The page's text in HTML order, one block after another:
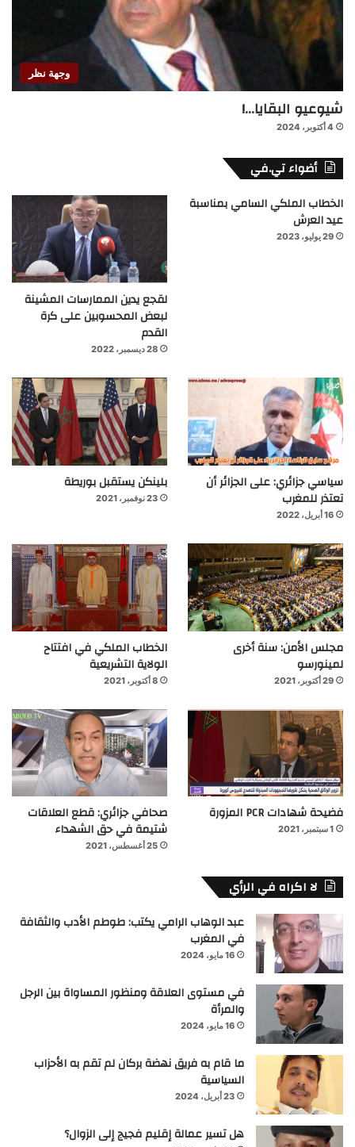
وجهة نظر
شيوعيو البقايا…!
4 أكتوبر، 2024
أضواء تي.في
الخطاب الملكي السامي بمناسبة
عيد العرش
29 يوليو، 2023
لقجع يدين الممارسات المشينة
لبعض المحسوبين على كرة
القدم
28 ديسمبر، 2022
سياسي جزائري: على الجزائر أن
تعتذر للمغرب
16 أبريل، 2022
بلينكن يستقبل بوريطة
23 نوفمبر، 2021
مجلس الأمن: سنة أخرى
لمينورسو
29 أكتوبر، 2021
الخطاب الملكي في افتتاح
الولاية التشريعية
8 أكتوبر، 2021
فضيحة شهادات PCR المزورة
1 سبتمبر، 2021
صحافي جزائري: قطع العلاقات
شتيمة في حق الشهداء
25 أغسطس، 2021
لا اكراه في الرأي
عبد الوهاب الرامي يكتب: طوطم الأدب والثقافة
في المغرب
16 مايو، 2024
في مستوى العلاقة ومنظور المساواة بين الرجل
والمرأة
16 مايو، 2024
ما قام به فريق نهضة بركان لم تقم به الأحزاب
السياسية
23 أبريل، 2024
هل تسير عمالة إقليم فجيج إلى الزوال؟